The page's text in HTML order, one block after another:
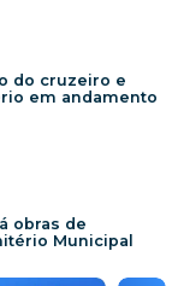
do cruzeiro e
em andamento
obras de
Municipal